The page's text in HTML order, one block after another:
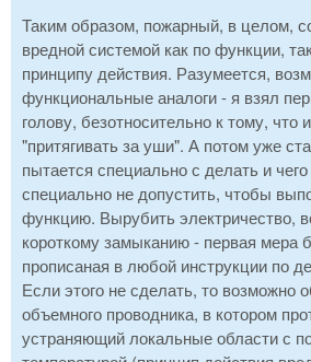
Таким образом, пожарный, в целом,
вредной системой как по функции,
принципу действия. Разумеется,
функциональные аналоги - я взял
голову, безотносительно к тому, что
"притягивать за уши". А потом уже
пытается специально с делать и чего
специально не допустить, чтобы
функцию. Вырубить электричество,
короткому замыканию - первая мера
прописаная в любой инструкции по
Если этого не сделать, то возможно
объемного проводника, в котором
устраняющий локальные области с